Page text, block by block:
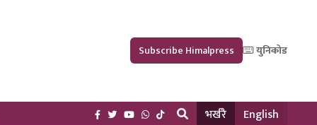
Subscribe Himalpress युनिकोड
भर्खरै English